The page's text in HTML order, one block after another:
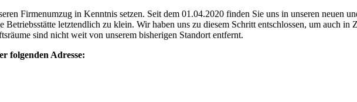
Firmenumzug in Kenntnis setzen. Seit dem 01.04.2020 finden Sie uns in unseren neuen
Betriebsstätte letztendlich zu klein. Wir haben uns zu diesem Schritt entschlossen, um auch
sind nicht weit von unserem bisherigen Standort entfernt.
folgenden Adresse: